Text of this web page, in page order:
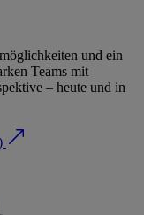
und ein
Teams mit
– heute und in